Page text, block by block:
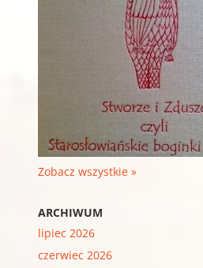
Zobacz wszystkie »
ARCHIWUM
lipiec 2026
czerwiec 2026